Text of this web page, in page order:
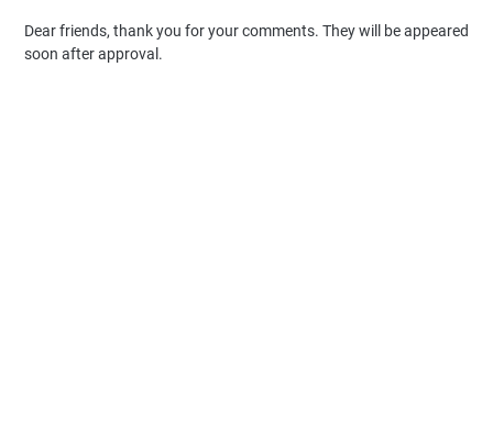
Dear friends, thank you for your comments. They will be appeared
soon after approval.